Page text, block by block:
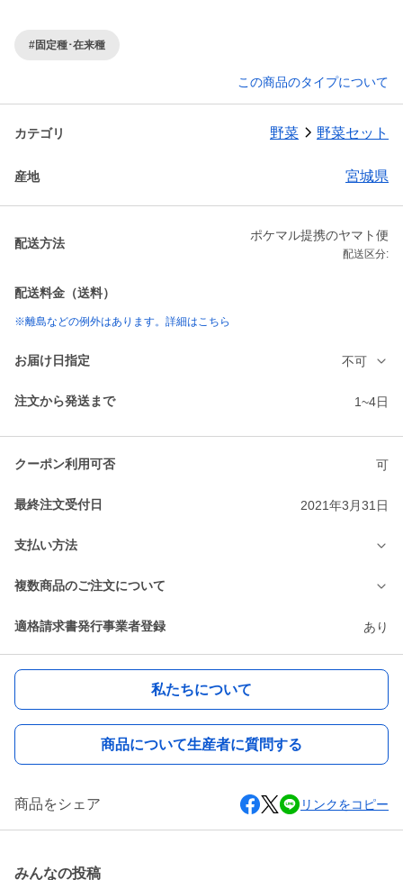
#固定種･在来種
この商品のタイプについて
カテゴリ 野菜 野菜セット
産地 宮城県
配送方法
ポケマル提携のヤマト便
配送区分:
配送料金（送料）
※離島などの例外はあります。詳細はこちら
お届け日指定 不可
注文から発送まで 1~4日
クーポン利用可否 可
最終注文受付日 2021年3月31日
支払い方法
複数商品のご注文について
適格請求書発行事業者登録 あり
私たちについて
商品について生産者に質問する
商品をシェア リンクをコピー
みんなの投稿